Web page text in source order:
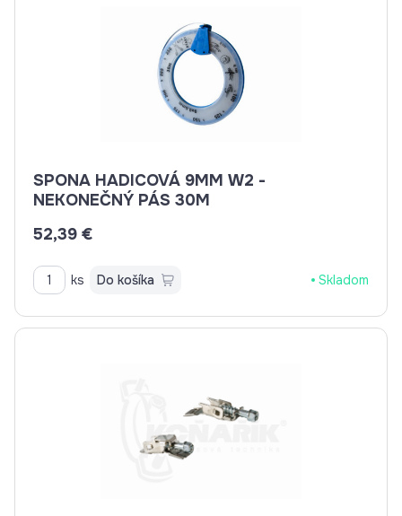
SPONA HADICOVÁ 9MM W2 -
NEKONEČNÝ PÁS 30M
52,39 €
ks Do košíka Skladom